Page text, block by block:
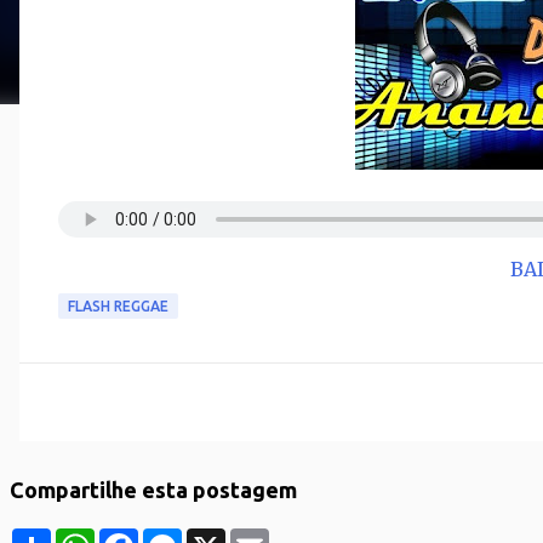
FLASH REGGAE
Compartilhe esta postagem
S W F M X